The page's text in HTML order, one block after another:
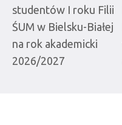
studentów I roku Filii
ŚUM w Bielsku-Białej
na rok akademicki
2026/2027